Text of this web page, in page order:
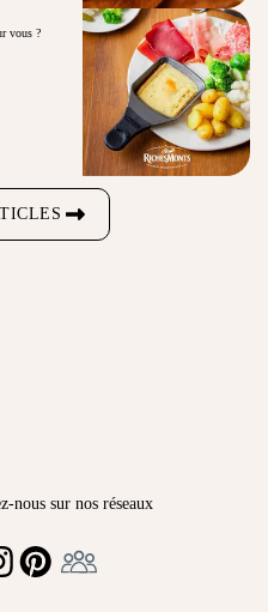
vous ?
nous sur nos réseaux
PINTEREST